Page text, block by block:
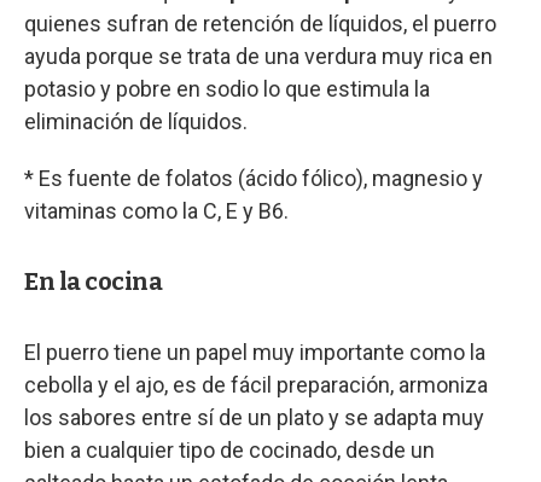
quienes sufran de retención de líquidos, el puerro
ayuda porque se trata de una verdura muy rica en
potasio y pobre en sodio lo que estimula la
eliminación de líquidos.
* Es fuente de folatos (ácido fólico), magnesio y
vitaminas como la C, E y B6.
En la cocina
El puerro tiene un papel muy importante como la
cebolla y el ajo, es de fácil preparación, armoniza
los sabores entre sí de un plato y se adapta muy
bien a cualquier tipo de cocinado, desde un